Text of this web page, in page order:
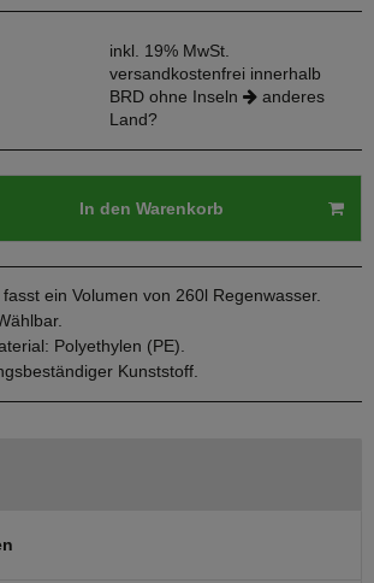
inkl. 19% MwSt.
versandkostenfrei innerhalb
BRD ohne Inseln
anderes
Land?
In den Warenkorb
ein Volumen von 260l Regenwasser.
Polyethylen (PE).
Kunststoff.